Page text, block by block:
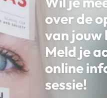
over de
van jouw
Meld je
online
sessie!